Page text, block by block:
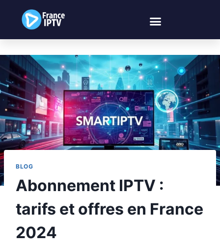
BLOG
Abonnement IPTV :
tarifs et offres en France
2024